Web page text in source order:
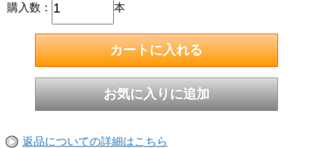
購入数： 本
返品についての詳細はこちら